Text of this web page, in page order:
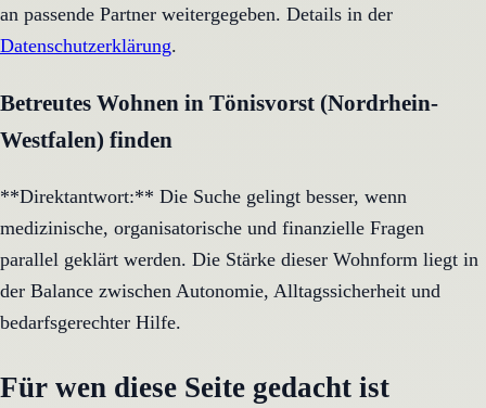
an passende Partner weitergegeben. Details in der
Datenschutzerklärung.
Betreutes Wohnen in Tönisvorst (Nordrhein-
Westfalen) finden
**Direktantwort:** Die Suche gelingt besser, wenn
medizinische, organisatorische und finanzielle Fragen
parallel geklärt werden. Die Stärke dieser Wohnform liegt in
der Balance zwischen Autonomie, Alltagssicherheit und
bedarfsgerechter Hilfe.
Für wen diese Seite gedacht ist